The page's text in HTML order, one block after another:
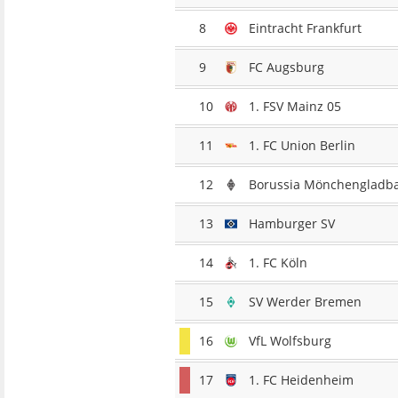
8 Eintracht Frankfurt
9 FC Augsburg
10 1. FSV Mainz 05
11 1. FC Union Berlin
12 Borussia
13 Hamburger SV
14 1. FC Köln
15 SV Werder Bremen
16 VfL Wolfsburg
17 1. FC Heidenheim